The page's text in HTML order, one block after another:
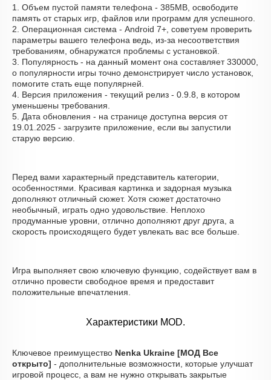
1. Объем пустой памяти телефона - 385MB, освободите
память от старых игр, файлов или программ для успешного.
2. Операционная система - Android 7+, советуем проверить
параметры вашего телефона ведь, из-за несоответствия
требованиям, обнаружатся проблемы с установкой.
3. Популярность - на данный момент она составляет 330000,
о популярности игры точно демонстрирует число установок,
помогите стать еще популярней.
4. Версия приложения - текущий релиз - 0.9.8, в котором
уменьшены требования.
5. Дата обновления - на странице доступна версия от
19.01.2025 - загрузите приложение, если вы запустили
старую версию.
Перед вами характерный представитель категории,
особенностями. Красивая картинка и задорная музыка
дополняют отличный сюжет. Хотя сюжет достаточно
необычный, играть одно удовольствие. Неплохо
продуманные уровни, отлично дополняют друг друга, а
скорость происходящего будет увлекать вас все больше.
Игра выполняет свою ключевую функцию, содействует вам в
отлично провести свободное время и предоставит
положительные впечатления.
Характеристики MOD.
Ключевое преимущество Nenka Ukraine [МОД Все
открыто] - дополнительные возможности, которые улучшат
игровой процесс, а вам не нужно открывать закрытые